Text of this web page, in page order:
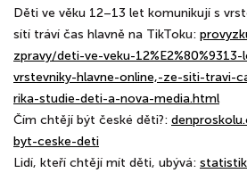
Děti ve věku 12–13 let komunikují s
sítí tráví čas hlavně na TikToku:
zpravy/deti-ve-veku-
vrstevniky-hlavne-online,-ze-siti-travi-
rika-studie-deti-a-nova-media.html
Čím chtějí být české děti?:
byt-ceske-deti
Lidí, kteří chtějí mít děti, ubývá: